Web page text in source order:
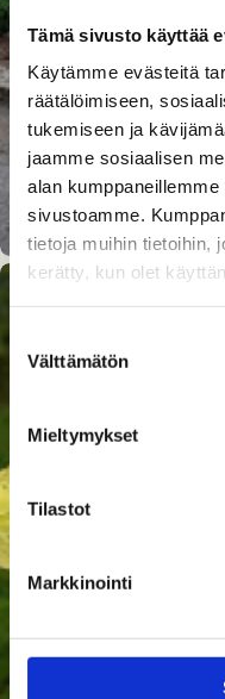
Tämä sivusto käyttää
Käytämme evästeitä
räätälöimiseen,
tukemiseen ja
jaamme sosiaalisen
alan
sivustoamme.
tietoja muihin tietoihin,
kerätty, kun olet
valinta
Välttämätön
Mieltymykset
Tilastot
Markkinointi